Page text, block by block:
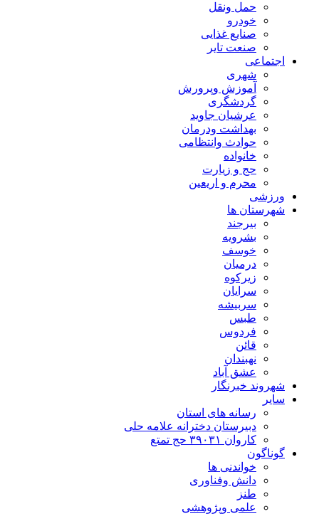
حمل ونقل
خودرو
صنایع غذایی
صنعت تایر
اجتماعی
شهری
آموزش وپرورش
گردشگری
عرشیان جاوید
بهداشت ودرمان
حوادث وانتظامی
خانواده
حج و زیارت
محرم و اریعین
ورزشی
شهرستان ها
بیرجند
بشرویه
خوسف
درمیان
زیرکوه
سرایان
سربیشه
طبس
فردوس
قائن
نهبندان
عشق آباد
شهروند خبرنگار
سایر
رسانه های استان
دبیرستان دخترانه علامه حلی
کاروان ۳۹۰۳۱ حج تمتع
گوناگون
خواندنی ها
دانش وفناوری
طنز
علمی وپژوهشی